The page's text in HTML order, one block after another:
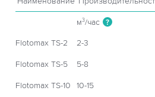
м3/час ?
Flotomax TS-2 2-3
Flotomax TS-5 5-8
Flotomax TS-10 10-15